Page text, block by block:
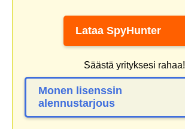
Lataa SpyHunter
Säästä yrityksesi rahaa!
Monen lisenssin
alennustarjous